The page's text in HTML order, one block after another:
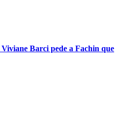
Barci pede a Fachin que